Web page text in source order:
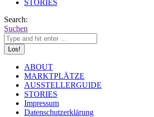
STORIES
Search:
Suchen
ABOUT
MARKTPLÄTZE
AUSSTELLERGUIDE
STORIES
Impressum
Datenschutzerklärung